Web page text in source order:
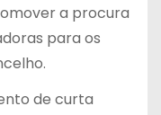
a procura
para os
de curta